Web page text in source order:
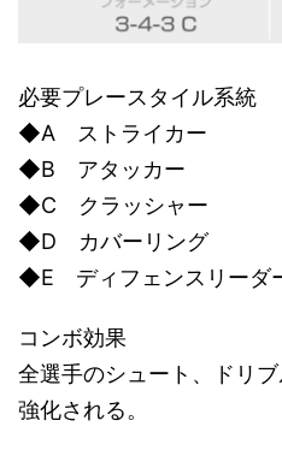
必要プレースタイル系統
◆A ストライカー
◆B アタッカー
◆C クラッシャー
◆D カバーリング
◆E ディフェンスリーダ
コンボ効果
全選手のシュート、ドリ
強化される。